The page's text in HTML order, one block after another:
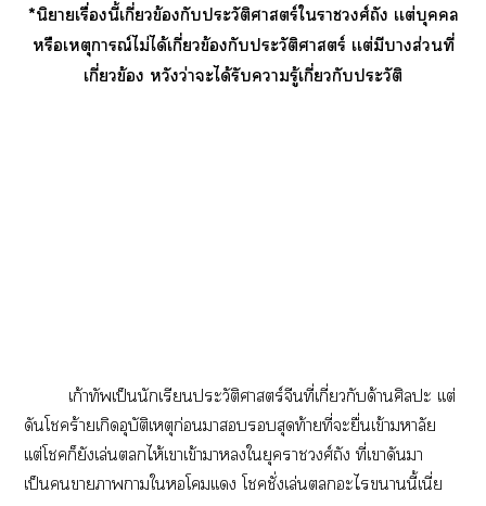
*นิยายเรื่องนี้เกี่ยวข้องกับประวัติศาสตร์ใาวงศ์ถัง เเต่บุคคล
หรือเหตุการณ์ไม่ได้เกี่ยวข้องกับประวัติศาสตร์ เเต่มีาส่วนที่
เกี่ยวข้อง หวังว่าะได้รับารู้เกี่ยวกับประวัติ
เก้าทัพเป็นนักเรียนประวัติศาสตร์จีนที่เกี่ยวกับด้านศิลปะ เเต่
ดันโร้ายเกิดอุบัติเหตุก่อนาสุดท้ายที่ะยื่นเข้ามหาลัย
เเต่โก็ยังเล่นไห้เาเข้าาใยุคาวงศ์ถัง ที่เาดันา
เป็นาาาใโเเง โชั่งเล่นะไานี้เนี่ย